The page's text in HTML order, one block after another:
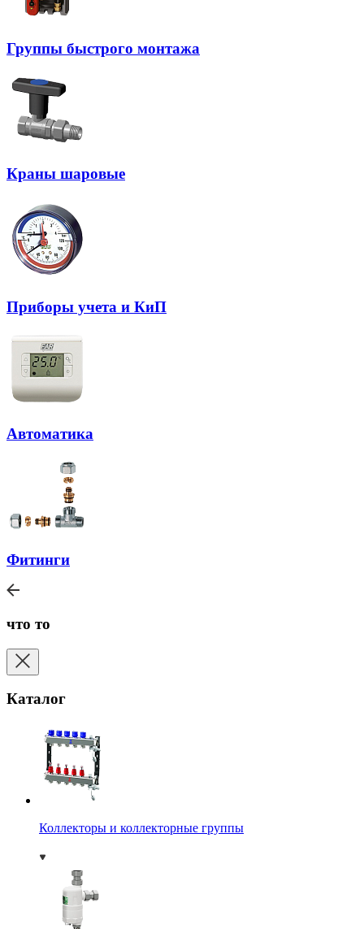
Группы быстрого монтажа
Краны шаровые
Приборы учета и КиП
Автоматика
Фитинги
что то
Каталог
Коллекторы и коллекторные группы